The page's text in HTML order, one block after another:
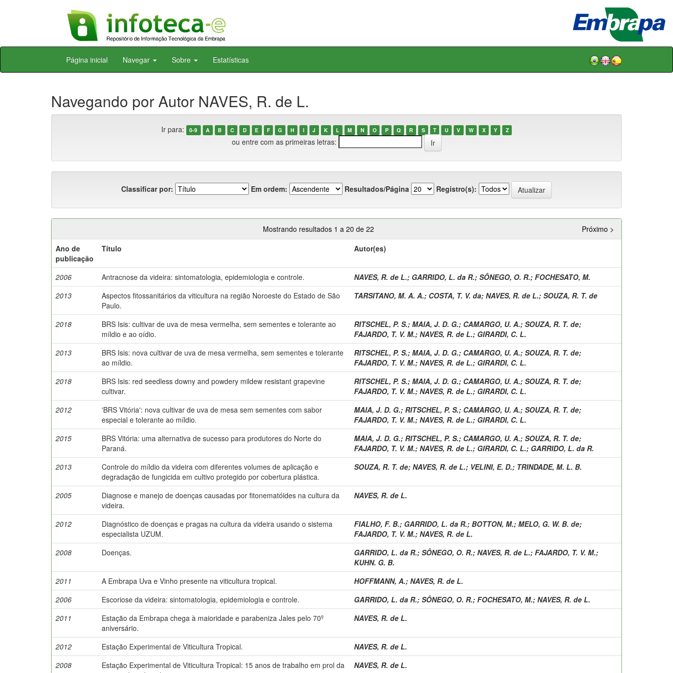
Skip
Página inicial Navegar Sobre Estatísticas
Navegando por Autor NAVES, R. de L.
Ir para: 0-9 A B C D E F G H I J K L M N O P Q R S T U V W X Y Z
ou entre com as primeiras letras:
Classificar por: Em ordem: Resultados/Página Registro(s):
Mostrando resultados 1 a 20 de 22
Próximo >
Ano de
publicação
Título Autor(es)
2006 Antracnose da videira: sintomatologia, epidemiologia e controle. NAVES, R. de L.; GARRIDO, L. da R.; SÔNEGO, O. R.; FOCHESATO, M.
2013
Aspectos fitossanitários da viticultura na região Noroeste do Estado de São
Paulo.
TARSITANO, M. A. A.; COSTA, T. V. da; NAVES, R. de L.; SOUZA, R. T. de
2018
BRS Isis: cultivar de uva de mesa vermelha, sem sementes e tolerante ao
míldio e ao oídio.
RITSCHEL, P. S.; MAIA, J. D. G.; CAMARGO, U. A.; SOUZA, R. T. de;
FAJARDO, T. V. M.; NAVES, R. de L.; GIRARDI, C. L.
2013
BRS Isis: nova cultivar de uva de mesa vermelha, sem sementes e tolerante
ao míldio.
RITSCHEL, P. S.; MAIA, J. D. G.; CAMARGO, U. A.; SOUZA, R. T. de;
FAJARDO, T. V. M.; NAVES, R. de L.; GIRARDI, C. L.
2018
BRS Isis: red seedless downy and powdery mildew resistant grapevine
cultivar.
RITSCHEL, P. S.; MAIA, J. D. G.; CAMARGO, U. A.; SOUZA, R. T. de;
FAJARDO, T. V. M.; NAVES, R. de L.; GIRARDI, C. L.
2012
'BRS Vitória': nova cultivar de uva de mesa sem sementes com sabor
especial e tolerante ao míldio.
MAIA, J. D. G.; RITSCHEL, P. S.; CAMARGO, U. A.; SOUZA, R. T. de;
FAJARDO, T. V. M.; NAVES, R. de L.; GIRARDI, C. L.
2015
BRS Vitória: uma alternativa de sucesso para produtores do Norte do
Paraná.
MAIA, J. D. G.; RITSCHEL, P. S.; CAMARGO, U. A.; SOUZA, R. T. de;
FAJARDO, T. V. M.; NAVES, R. de L.; GIRARDI, C. L.; GARRIDO, L. da R.
2013
Controle do míldio da videira com diferentes volumes de aplicação e
degradação de fungicida em cultivo protegido por cobertura plástica.
SOUZA, R. T. de; NAVES, R. de L.; VELINI, E. D.; TRINDADE, M. L. B.
2005
Diagnose e manejo de doenças causadas por fitonematóides na cultura da
videira.
NAVES, R. de L.
2012
Diagnóstico de doenças e pragas na cultura da videira usando o sistema
especialista UZUM.
FIALHO, F. B.; GARRIDO, L. da R.; BOTTON, M.; MELO, G. W. B. de;
FAJARDO, T. V. M.; NAVES, R. de L.
2008
Doenças. GARRIDO, L. da R.; SÔNEGO, O. R.; NAVES, R. de L.; FAJARDO, T. V. M.;
KUHN. G. B.
2011
A Embrapa Uva e Vinho presente na viticultura tropical. HOFFMANN, A.; NAVES, R. de L.
2006
Escoriose da videira: sintomatologia, epidemiologia e controle. GARRIDO, L. da R.; SÔNEGO, O. R.; FOCHESATO, M.; NAVES, R. de L.
2011
Estação da Embrapa chega à maioridade e parabeniza Jales pelo 70º
aniversário.
NAVES, R. de L.
2012 Estação Experimental de Viticultura Tropical.
NAVES, R. de L.
2008
Estação Experimental de Viticultura Tropical: 15 anos de trabalho em prol da
NAVES, R. de L.